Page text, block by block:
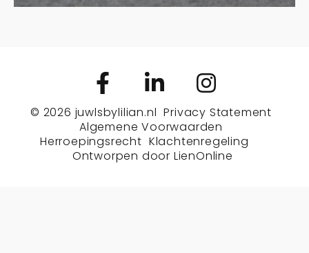
© 2026 juwlsbylilian.nl Privacy Statement
Algemene Voorwaarden
Herroepingsrecht Klachtenregeling
Ontworpen door LienOnline